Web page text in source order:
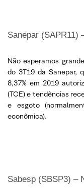
Sanepar (SAPR11)
Não esperamos
do 3T19 da Sanepar,
8,37% em 2019
(TCE) e tendências
e esgoto
econômica).
Sabesp (SBSP3) –